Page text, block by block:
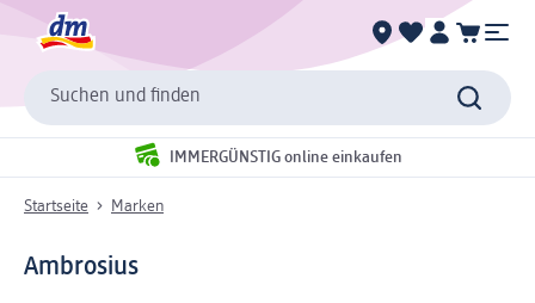
Suchen und finden
IMMERGÜNSTIG online einkaufen
Startseite Marken
Ambrosius